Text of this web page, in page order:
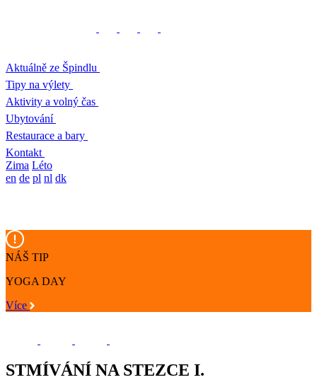
Aktuálně ze Špindlu
Tipy na výlety
Aktivity a volný čas
Ubytování
Restaurace a bary
Kontakt
Zima Léto
en de pl nl dk
NÁŠ TIP
YOGA DAY
Více
STMÍVÁNÍ NA STEZCE I.